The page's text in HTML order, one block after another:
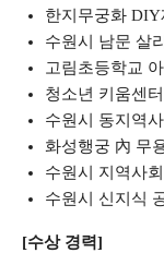
한지무궁화 DIY
수원시 남문 살
고림초등학교
청소년 키움센
수원시 동지역
화성행궁 內 무
수원시 지역사
수원시 신지식
[수상 경력]